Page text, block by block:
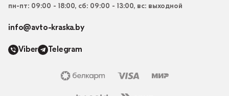
пн-пт: 09:00 - 18:00, сб: 09:00 - 13:00, вс: выходной
info@avto-kraska.by
Viber Telegram